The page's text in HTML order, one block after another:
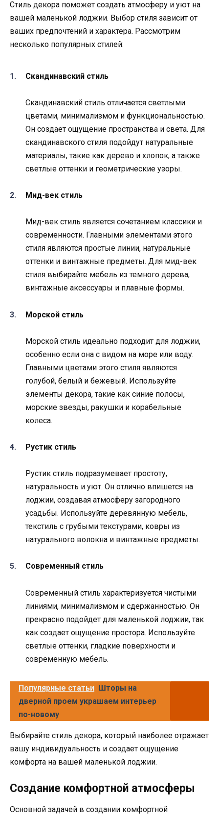
Стиль декора поможет создать атмосферу и уют на
вашей маленькой лоджии. Выбор стиля зависит от
ваших предпочтений и характера. Рассмотрим
несколько популярных стилей:
Скандинавский стиль
Скандинавский стиль отличается светлыми
цветами, минимализмом и функциональностью.
Он создает ощущение пространства и света. Для
скандинавского стиля подойдут натуральные
материалы, такие как дерево и хлопок, а также
светлые оттенки и геометрические узоры.
Мид-век стиль
Мид-век стиль является сочетанием классики и
современности. Главными элементами этого
стиля являются простые линии, натуральные
оттенки и винтажные предметы. Для мид-век
стиля выбирайте мебель из темного дерева,
винтажные аксессуары и плавные формы.
Морской стиль
Морской стиль идеально подходит для лоджии,
особенно если она с видом на море или воду.
Главными цветами этого стиля являются
голубой, белый и бежевый. Используйте
элементы декора, такие как синие полосы,
морские звезды, ракушки и корабельные
колеса.
Рустик стиль
Рустик стиль подразумевает простоту,
натуральность и уют. Он отлично впишется на
лоджии, создавая атмосферу загородного
усадьбы. Используйте деревянную мебель,
текстиль с грубыми текстурами, ковры из
натурального волокна и винтажные предметы.
Современный стиль
Современный стиль характеризуется чистыми
линиями, минимализмом и сдержанностью. Он
прекрасно подойдет для маленькой лоджии, так
как создает ощущение простора. Используйте
светлые оттенки, гладкие поверхности и
современную мебель.
Популярные статьи Шторы на
дверной проем украшаем интерьер
по-новому
Выбирайте стиль декора, который наиболее отражает
вашу индивидуальность и создает ощущение
комфорта на вашей маленькой лоджии.
Создание комфортной атмосферы
Основной задачей в создании комфортной